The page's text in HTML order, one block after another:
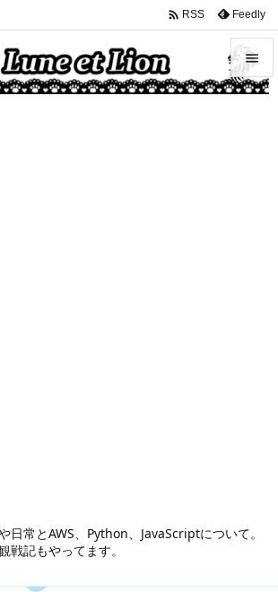
日常とAWS、Python、JavaScriptについて。
戦記もやってます。


 RSS Feedly